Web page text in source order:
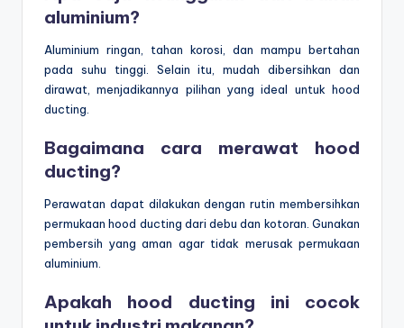
aluminium?
Aluminium ringan, tahan korosi, dan mampu bertahan
pada suhu tinggi. Selain itu, mudah dibersihkan dan
dirawat, menjadikannya pilihan yang ideal untuk hood
ducting.
Bagaimana cara merawat hood
ducting?
Perawatan dapat dilakukan dengan rutin membersihkan
permukaan hood ducting dari debu dan kotoran. Gunakan
pembersih yang aman agar tidak merusak permukaan
aluminium.
Apakah hood ducting ini cocok